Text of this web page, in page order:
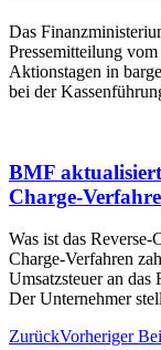
Das
Pressemitteilung
Aktionstagen in
bei der
BMF
Charge-
Was ist das
Charge-Verfahren
Umsatzsteuer an das
Der Unternehmer
ZurückVorheriger